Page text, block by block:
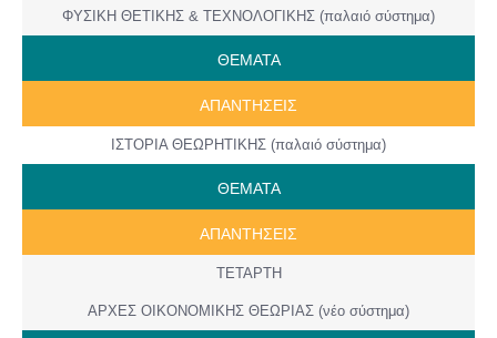
ΦΥΣΙΚΗ ΘΕΤΙΚΗΣ & ΤΕΧΝΟΛΟΓΙΚΗΣ (παλαιό σύστημα)
ΘΕΜΑΤΑ
ΑΠΑΝΤΗΣΕΙΣ
ΙΣΤΟΡΙΑ ΘΕΩΡΗΤΙΚΗΣ (παλαιό σύστημα)
ΘΕΜΑΤΑ
ΑΠΑΝΤΗΣΕΙΣ
ΤΕΤΑΡΤΗ
ΑΡΧΕΣ ΟΙΚΟΝΟΜΙΚΗΣ ΘΕΩΡΙΑΣ (νέο σύστημα)